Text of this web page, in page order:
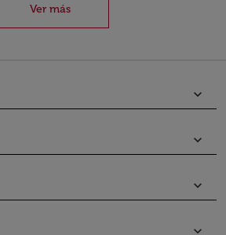
Ver más
keyboard_arrow_down
keyboard_arrow_down
keyboard_arrow_down
keyboard_arrow_down